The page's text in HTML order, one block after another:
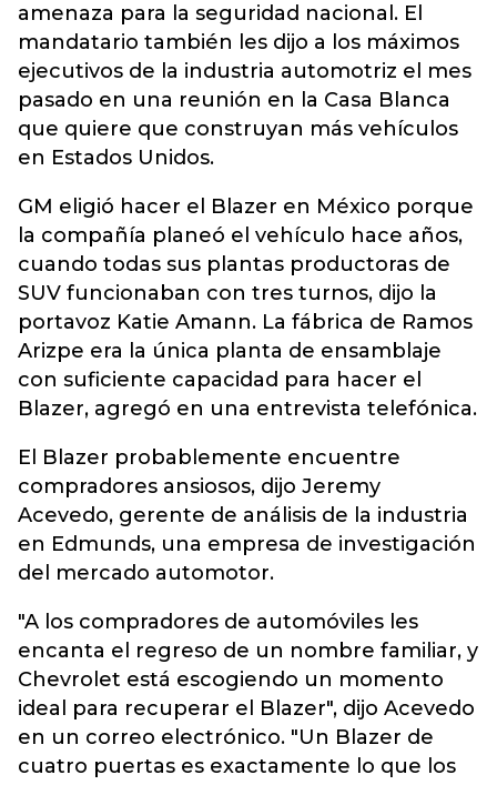
amenaza para la seguridad nacional. El
mandatario también les dijo a los máximos
ejecutivos de la industria automotriz el mes
pasado en una reunión en la Casa Blanca
que quiere que construyan más vehículos
en Estados Unidos.
GM eligió hacer el Blazer en México porque
la compañía planeó el vehículo hace años,
cuando todas sus plantas productoras de
SUV funcionaban con tres turnos, dijo la
portavoz Katie Amann. La fábrica de Ramos
Arizpe era la única planta de ensamblaje
con suficiente capacidad para hacer el
Blazer, agregó en una entrevista telefónica.
El Blazer probablemente encuentre
compradores ansiosos, dijo Jeremy
Acevedo, gerente de análisis de la industria
en Edmunds, una empresa de investigación
del mercado automotor.
"A los compradores de automóviles les
encanta el regreso de un nombre familiar, y
Chevrolet está escogiendo un momento
ideal para recuperar el Blazer", dijo Acevedo
en un correo electrónico. "Un Blazer de
cuatro puertas es exactamente lo que los